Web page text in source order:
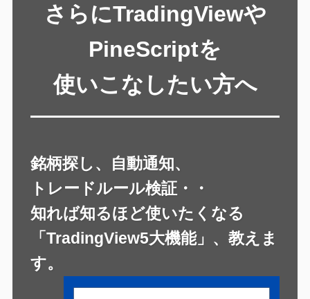
さらにTradingViewや
PineScriptを
使いこなしたい方へ
銘柄探し、自動通知、
トレードルール検証・・
知れば知るほど使いたくなる
「TradingView5大機能」、教えま
す。